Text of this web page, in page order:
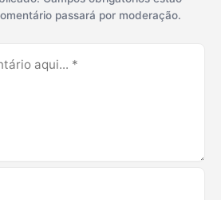
passará por moderação.